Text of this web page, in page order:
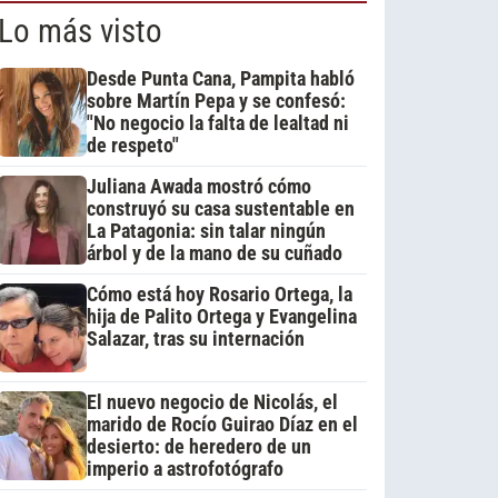
más visto
Desde Punta Cana, Pampita habló
sobre Martín Pepa y se confesó:
"No negocio la falta de lealtad ni
de respeto"
Juliana Awada mostró cómo
construyó su casa sustentable en
La Patagonia: sin talar ningún
árbol y de la mano de su cuñado
Cómo está hoy Rosario Ortega, la
hija de Palito Ortega y Evangelina
Salazar, tras su internación
El nuevo negocio de Nicolás, el
marido de Rocío Guirao Díaz en el
desierto: de heredero de un
imperio a astrofotógrafo